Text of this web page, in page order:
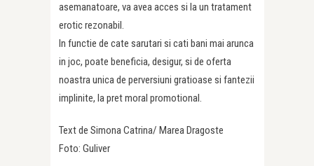
asemanatoare, va avea acces si la un tratament
erotic rezonabil.
In functie de cate sarutari si cati bani mai arunca
in joc, poate beneficia, desigur, si de oferta
noastra unica de perversiuni gratioase si fantezii
implinite, la pret moral promotional.
Text de Simona Catrina/ Marea Dragoste
Foto: Guliver